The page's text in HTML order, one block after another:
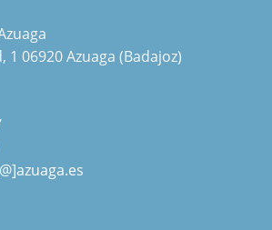
1 06920 Azuaga (Badajoz)